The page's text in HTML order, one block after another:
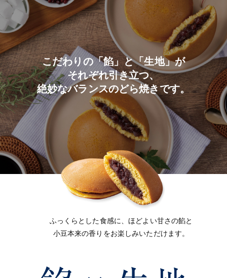
こだわりの「餡」と「生地」が
それぞれ引き立つ、
絶妙なバランスのどら焼きです。
ふっくらとした食感に、ほどよい甘さの餡と
小豆本来の香りをお楽しみいただけます。